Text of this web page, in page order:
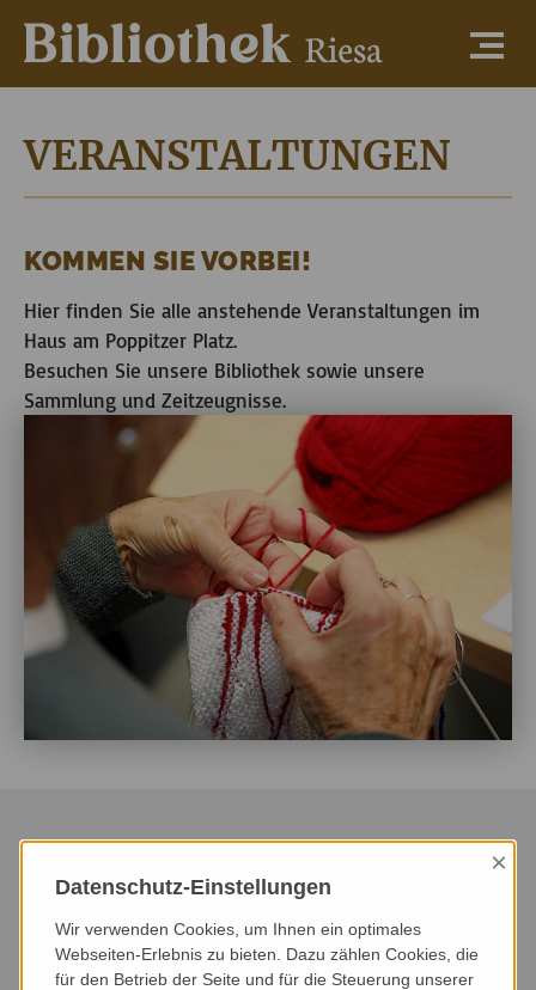
VERANSTALTUNGEN
KOMMEN SIE VORBEI!
Hier finden Sie alle anstehende Veranstaltungen im
Haus am Poppitzer Platz.
Besuchen Sie unsere Bibliothek sowie unsere
Sammlung und Zeitzeugnisse.
NÄCHSTER MONAT
NÄCHSTE 3 MONATE NÄCHSTE 6 MONATE DIESES JAHR
Datenschutz-Einstellungen
×
Wir verwenden Cookies, um Ihnen ein optimales
Webseiten-Erlebnis zu bieten. Dazu zählen Cookies, die
für den Betrieb der Seite und für die Steuerung unserer